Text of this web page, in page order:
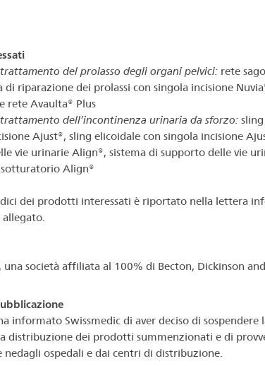
del prolasso degli organi pelvici:rete
di riparazione dei prolassi con singola incisione
rete Avaulta® Plus
dell’incontinenza urinaria da sforzo:
Ajust®, sling elicoidale con singola incisione
vie urinarie Align®, sistema di supporto delle vie
Align®
dei prodotti interessati è riportato nella lettera
una società affiliata al 100% di Becton, Dickinson
informato Swissmedic di aver deciso di sospendere
distribuzione dei prodotti summenzionati e di
ospedali e dai centri di distribuzione.